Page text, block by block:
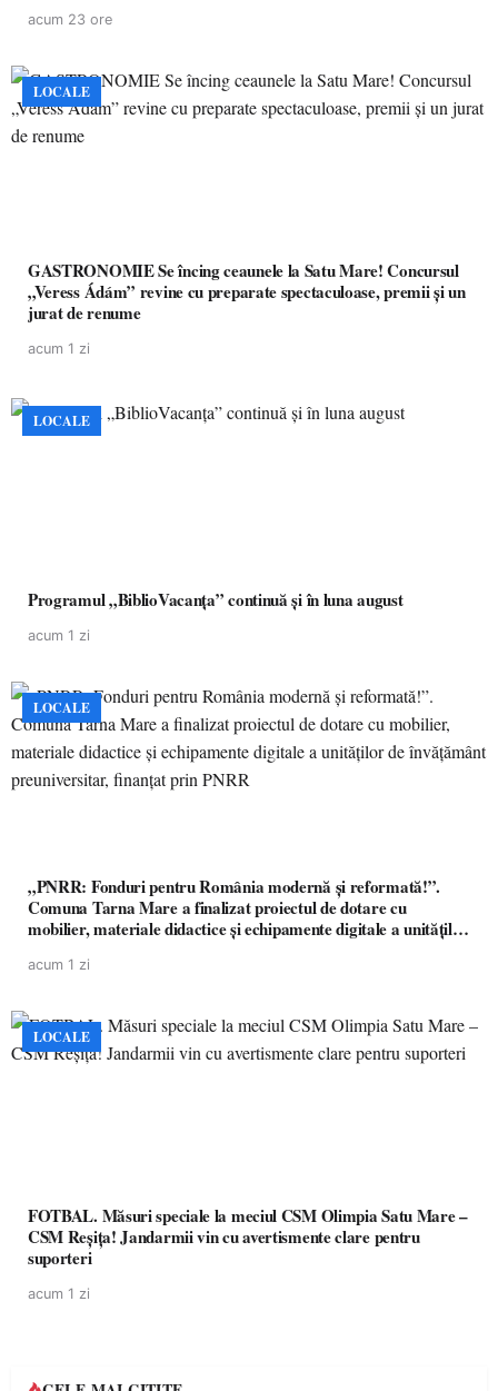
acum 23 ore
LOCALE
GASTRONOMIE Se încing ceaunele la Satu Mare! Concursul
„Veress Ádám” revine cu preparate spectaculoase, premii și un
jurat de renume
acum 1 zi
LOCALE
Programul „BiblioVacanța” continuă și în luna august
acum 1 zi
LOCALE
„PNRR: Fonduri pentru România modernă și reformată!”.
Comuna Tarna Mare a finalizat proiectul de dotare cu
mobilier, materiale didactice și echipamente digitale a unităților
acum 1 zi
LOCALE
FOTBAL. Măsuri speciale la meciul CSM Olimpia Satu Mare –
CSM Reșița! Jandarmii vin cu avertismente clare pentru
suporteri
acum 1 zi